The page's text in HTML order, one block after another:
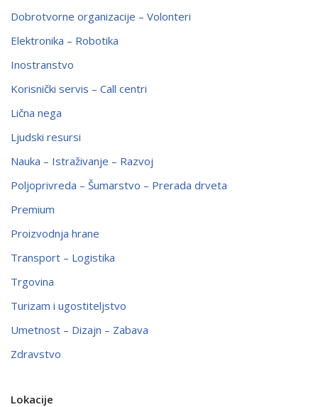
Dobrotvorne organizacije – Volonteri
Elektronika – Robotika
Inostranstvo
Korisnički servis – Call centri
Lična nega
Ljudski resursi
Nauka – Istraživanje – Razvoj
Poljoprivreda – Šumarstvo – Prerada drveta
Premium
Proizvodnja hrane
Transport – Logistika
Trgovina
Turizam i ugostiteljstvo
Umetnost – Dizajn – Zabava
Zdravstvo
Lokacije